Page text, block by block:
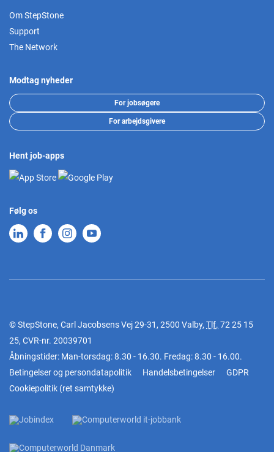
Om StepStone
Support
The Network
Modtag nyheder
For jobsøgere
For arbejdsgivere
Hent job-apps
Følg os
© StepStone, Carl Jacobsens Vej 29-31, 2500 Valby, Tlf. 72 25 15
25, CVR-nr. 20039701
Åbningstider: Man-torsdag: 8.30 - 16.30. Fredag: 8.30 - 16.00.
Betingelser og persondatapolitik
Handelsbetingelser
GDPR
Cookiepolitik (ret samtykke)